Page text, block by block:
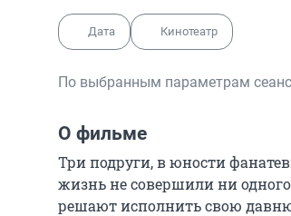
Дата Кинотеатр
По выбранным параметрам
О фильме
Три подруги, в юности
жизнь не совершили ни
решают исполнить свою